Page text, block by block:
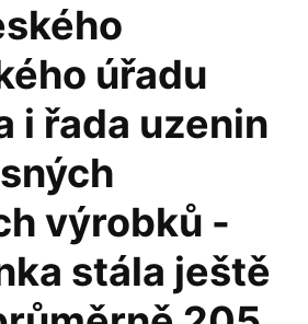
úřadu
i řada uzenin
výrobků -
stála ještě